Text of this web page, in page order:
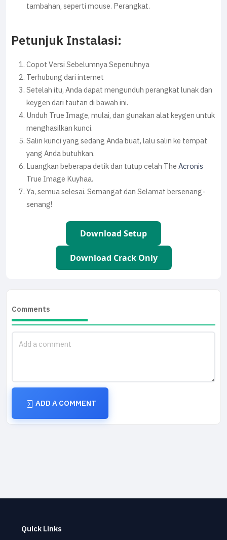
tambahan, seperti mouse. Perangkat.
Petunjuk Instalasi:
Copot Versi Sebelumnya Sepenuhnya
Terhubung dari internet
Setelah itu, Anda dapat mengunduh perangkat lunak dan
keygen dari tautan di bawah ini.
Unduh True Image, mulai, dan gunakan alat keygen untuk
menghasilkan kunci.
Salin kunci yang sedang Anda buat, lalu salin ke tempat
yang Anda butuhkan.
Luangkan beberapa detik dan tutup celah TheAcronis
True Image Kuyhaa.
Ya, semua selesai. Semangat dan Selamat bersenang-
senang!
Download Setup
Download Crack Only
Comments
ADD A COMMENT
Quick Links